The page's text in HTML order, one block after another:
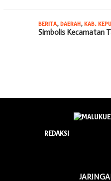
BERITA, DAERAH, KAB.
Simbolis Kecamatan
REDAKSI